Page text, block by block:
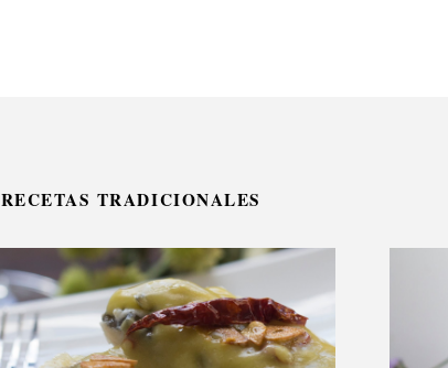
RECETAS TRADICIONALES